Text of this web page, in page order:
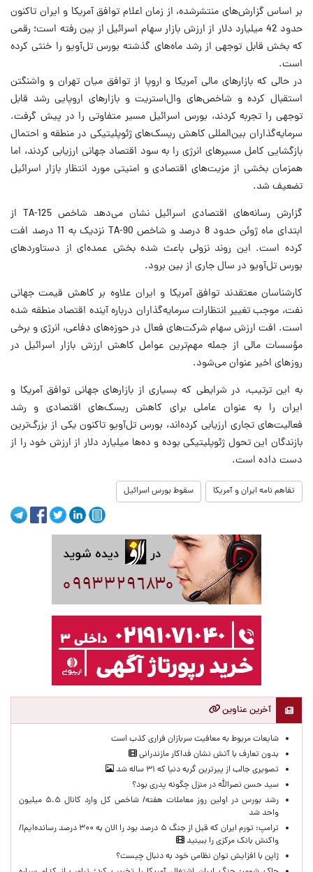
بر اساس گزارش‌های منتشرشده، از زمان اعلام توافق آمریکا و ایران تاکنون
حدود 42 میلیارد دلار از ارزش بازار سهام اسرائیل از بین رفته است؛ رقمی
که بخش قابل توجهی از رشد ماه‌های گذشته بورس تل‌آویو را خنثی کرده
است.
در حالی که بازارهای مالی آمریکا و اروپا از توافق میان تهران و واشنگتن
استقبال کرده و شاخص‌های وال‌استریت و بازارهای اروپایی رشد قابل
توجهی را تجربه کردند، بورس اسرائیل مسیر متفاوتی را در پیش گرفت.
سرمایه‌گذاران بین‌المللی کاهش ریسک‌های ژئوپلیتیکی در منطقه و احتمال
بازگشایی کامل مسیرهای انرژی را به سود اقتصاد جهانی ارزیابی کردند، اما
همزمان بخشی از مزیت‌های اقتصادی و امنیتی مورد انتظار بازار اسرائیل
تضعیف شد.
گزارش رسانه‌های اقتصادی اسرائیل نشان می‌دهد شاخص TA-125 از
ابتدای ماه ژوئن حدود 8 درصد و شاخص TA-90 نزدیک به 11 درصد افت
کرده است. این روند نزولی باعث شده بخش عمده‌ای از دستاوردهای
بورس تل‌آویو در سال جاری از بین برود.
کارشناسان معتقدند توافق آمریکا و ایران علاوه بر کاهش قیمت جهانی
نفت، موجب تغییر انتظارات سرمایه‌گذاران درباره آینده اقتصاد منطقه شده
است. افت ارزش سهام شرکت‌های فعال در حوزه‌های دفاعی، انرژی و برخی
مؤسسات مالی از جمله مهم‌ترین عوامل کاهش ارزش بازار اسرائیل در
روزهای اخیر عنوان می‌شود.
به این ترتیب، در شرایطی که بسیاری از بازارهای جهانی توافق آمریکا و
ایران را به عنوان عاملی برای کاهش ریسک‌های اقتصادی و رشد
فعالیت‌های تجاری ارزیابی کرده‌اند، بورس تل‌آویو تاکنون یکی از بزرگ‌ترین
بازندگان این تحول ژئوپلیتیکی بوده و ده‌ها میلیارد دلار از ارزش خود را از
دست داده است.
تفاهم نامه ایران و آمریکا سقوط بورس اسرائيل
آخرین عناوین
شایعات مربوط به معافیت سربازان فراری کذب است
بدون تعارف با آتش نشان فداکار مازندرانی
تصویری جالب از پیرترین گربه دنیا که ۳۱ ساله شد
سید حسن نصرالله در منزل چگونه پدری بود؟
رشد بورس در اولین روز معاملات هفته/ شاخص کل وارد کانال ۵.۵ میلیون
واحد شد
ترامپ: تورم ایران که قبل از جنگ ۵ درصد بود را الان به ۳۰۰ درصد رسانده‌ایم!/
واکنش بانک مرکزی را ببینید
ژاپن با افزایش توان نظامی خود به دنبال چیست؟